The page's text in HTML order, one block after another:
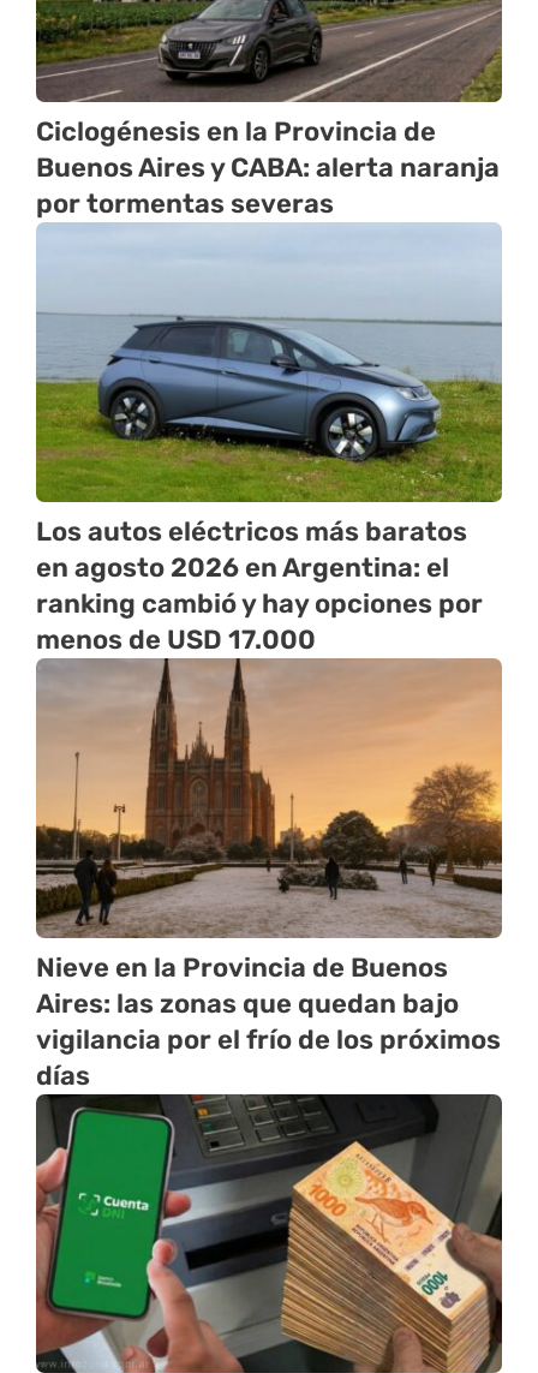
Ciclogénesis en la Provincia de
Buenos Aires y CABA: alerta naranja
por tormentas severas
Los autos eléctricos más baratos
en agosto 2026 en Argentina: el
ranking cambió y hay opciones por
menos de USD 17.000
Nieve en la Provincia de Buenos
Aires: las zonas que quedan bajo
vigilancia por el frío de los próximos
días